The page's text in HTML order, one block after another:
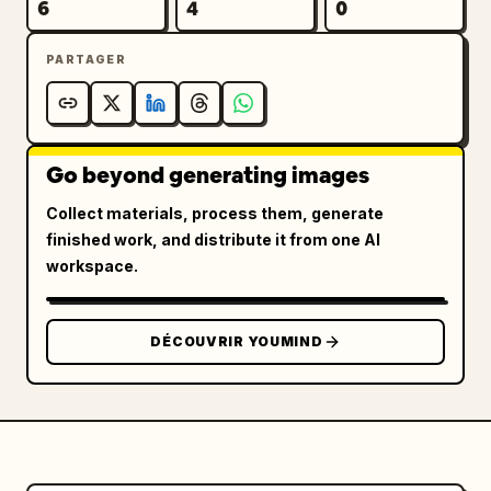
},
"tenue_et_détails": {
"manteau": "audacieux à imprimé léopard en
fausse fourrure drapé luxueusement sur les
"manucure": "glossy rouge ",
"bijoux": "bagues argentées minimalistes",
"verre": "élégant verre à martini avec un
cocktail clair et des olives vertes, captant
6 4 0
PARTAGER
Go beyond generating images
Collect materials, process them, generate
finished work, and distribute it from one AI
workspace.
DÉCOUVRIR YOUMIND